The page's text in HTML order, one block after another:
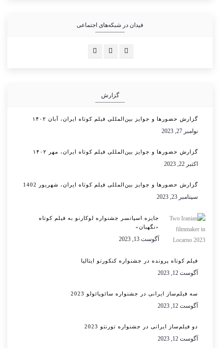
فیدان در شبکه‌های اجتماعی
گزارش
گزارش حضورها و جوایز بین‌المللی فیلم کوتاه ایران، آبان ۱۴۰۲
نوامبر 27, 2023
گزارش حضورها و جوایز بین‌المللی فیلم کوتاه ایران، مهر ۱۴۰۲
اکتبر 22, 2023
گزارش حضورها و جوایز بین‌المللی فیلم کوتاه ایران، شهریور 1402
سپتامبر 23, 2023
جایزه اسپانسر جشنواره لوکارنو به فیلم کوتاه
«نگهبان»
آگوست 13, 2023
فیلم کوتاه پرونده در جشنواره کنکورتو ایتالیا
آگوست 12, 2023
سه فیلم‌ساز ایرانی در جشنواره سائوپائولو 2023
آگوست 12, 2023
دو فیلم‌ساز ایرانی در جشنواره تورنتو 2023
آگوست 12, 2023